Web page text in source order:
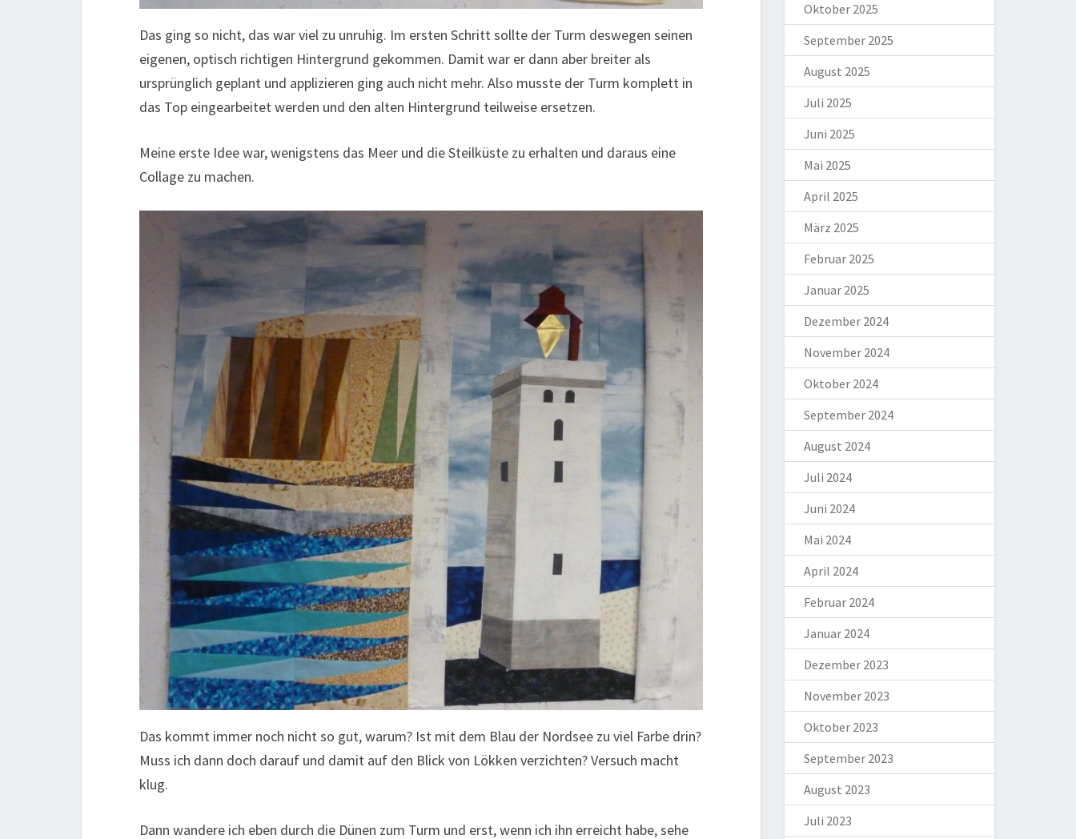
Das ging so nicht, das war viel zu unruhig. Im ersten Schritt sollte der Turm deswegen seinen
eigenen, optisch richtigen Hintergrund gekommen. Damit war er dann aber breiter als
ursprünglich geplant und applizieren ging auch nicht mehr. Also musste der Turm komplett in
das Top eingearbeitet werden und den alten Hintergrund teilweise ersetzen.
Meine erste Idee war, wenigstens das Meer und die Steilküste zu erhalten und daraus eine
Collage zu machen.
Das kommt immer noch nicht so gut, warum? Ist mit dem Blau der Nordsee zu viel Farbe drin?
Muss ich dann doch darauf und damit auf den Blick von Lökken verzichten? Versuch macht
klug.
Dann wandere ich eben durch die Dünen zum Turm und erst, wenn ich ihn erreicht habe, sehe
Oktober 2025
September 2025
August 2025
Juli 2025
Juni 2025
Mai 2025
April 2025
März 2025
Februar 2025
Januar 2025
Dezember 2024
November 2024
Oktober 2024
September 2024
August 2024
Juli 2024
Juni 2024
Mai 2024
April 2024
Februar 2024
Januar 2024
Dezember 2023
November 2023
Oktober 2023
September 2023
August 2023
Juli 2023